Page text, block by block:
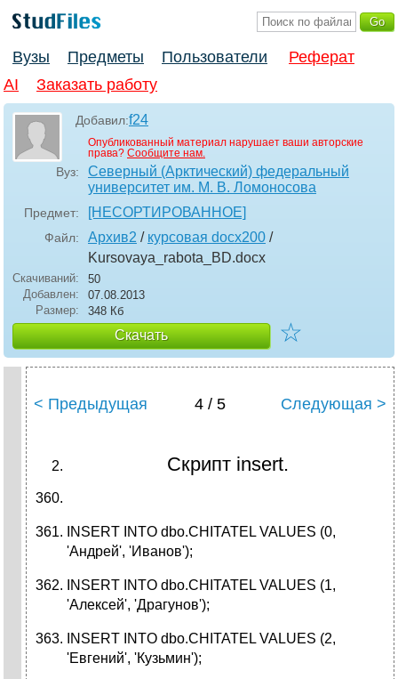
Вузы Предметы Пользователи
Реферат
AI
Заказать работу
Добавил:f24
Опубликованный материал нарушает ваши авторские
права? Сообщите нам.
Вуз:
Северный (Арктический) федеральный
университет им. М. В. Ломоносова
Предмет: [НЕСОРТИРОВАННОЕ]
Файл: Архив2 / курсовая docx200 /
Kursovaya_rabota_BD.docx
Скачиваний:
50
Добавлен:
07.08.2013
Размер:
348 Кб
Скачать ☆
< Предыдущая 4 / 5 Следующая >
Скрипт insert.
INSERT INTO dbo.CHITATEL VALUES (0,
'Андрей', 'Иванов');
INSERT INTO dbo.CHITATEL VALUES (1,
'Алексей', 'Драгунов');
INSERT INTO dbo.CHITATEL VALUES (2,
'Евгений', 'Кузьмин');